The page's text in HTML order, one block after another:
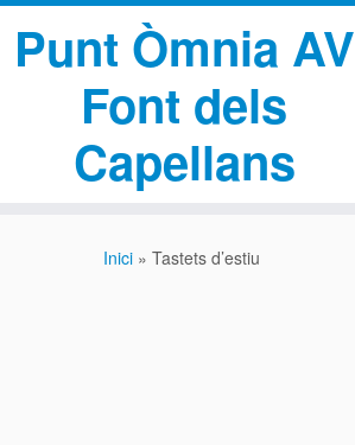
Punt Òmnia AV
Font dels
Capellans
Inici » Tastets d’estiu